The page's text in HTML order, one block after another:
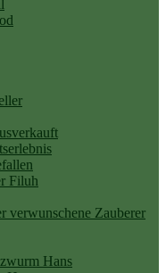
Filuh
verwunschene Zauberer
Hans